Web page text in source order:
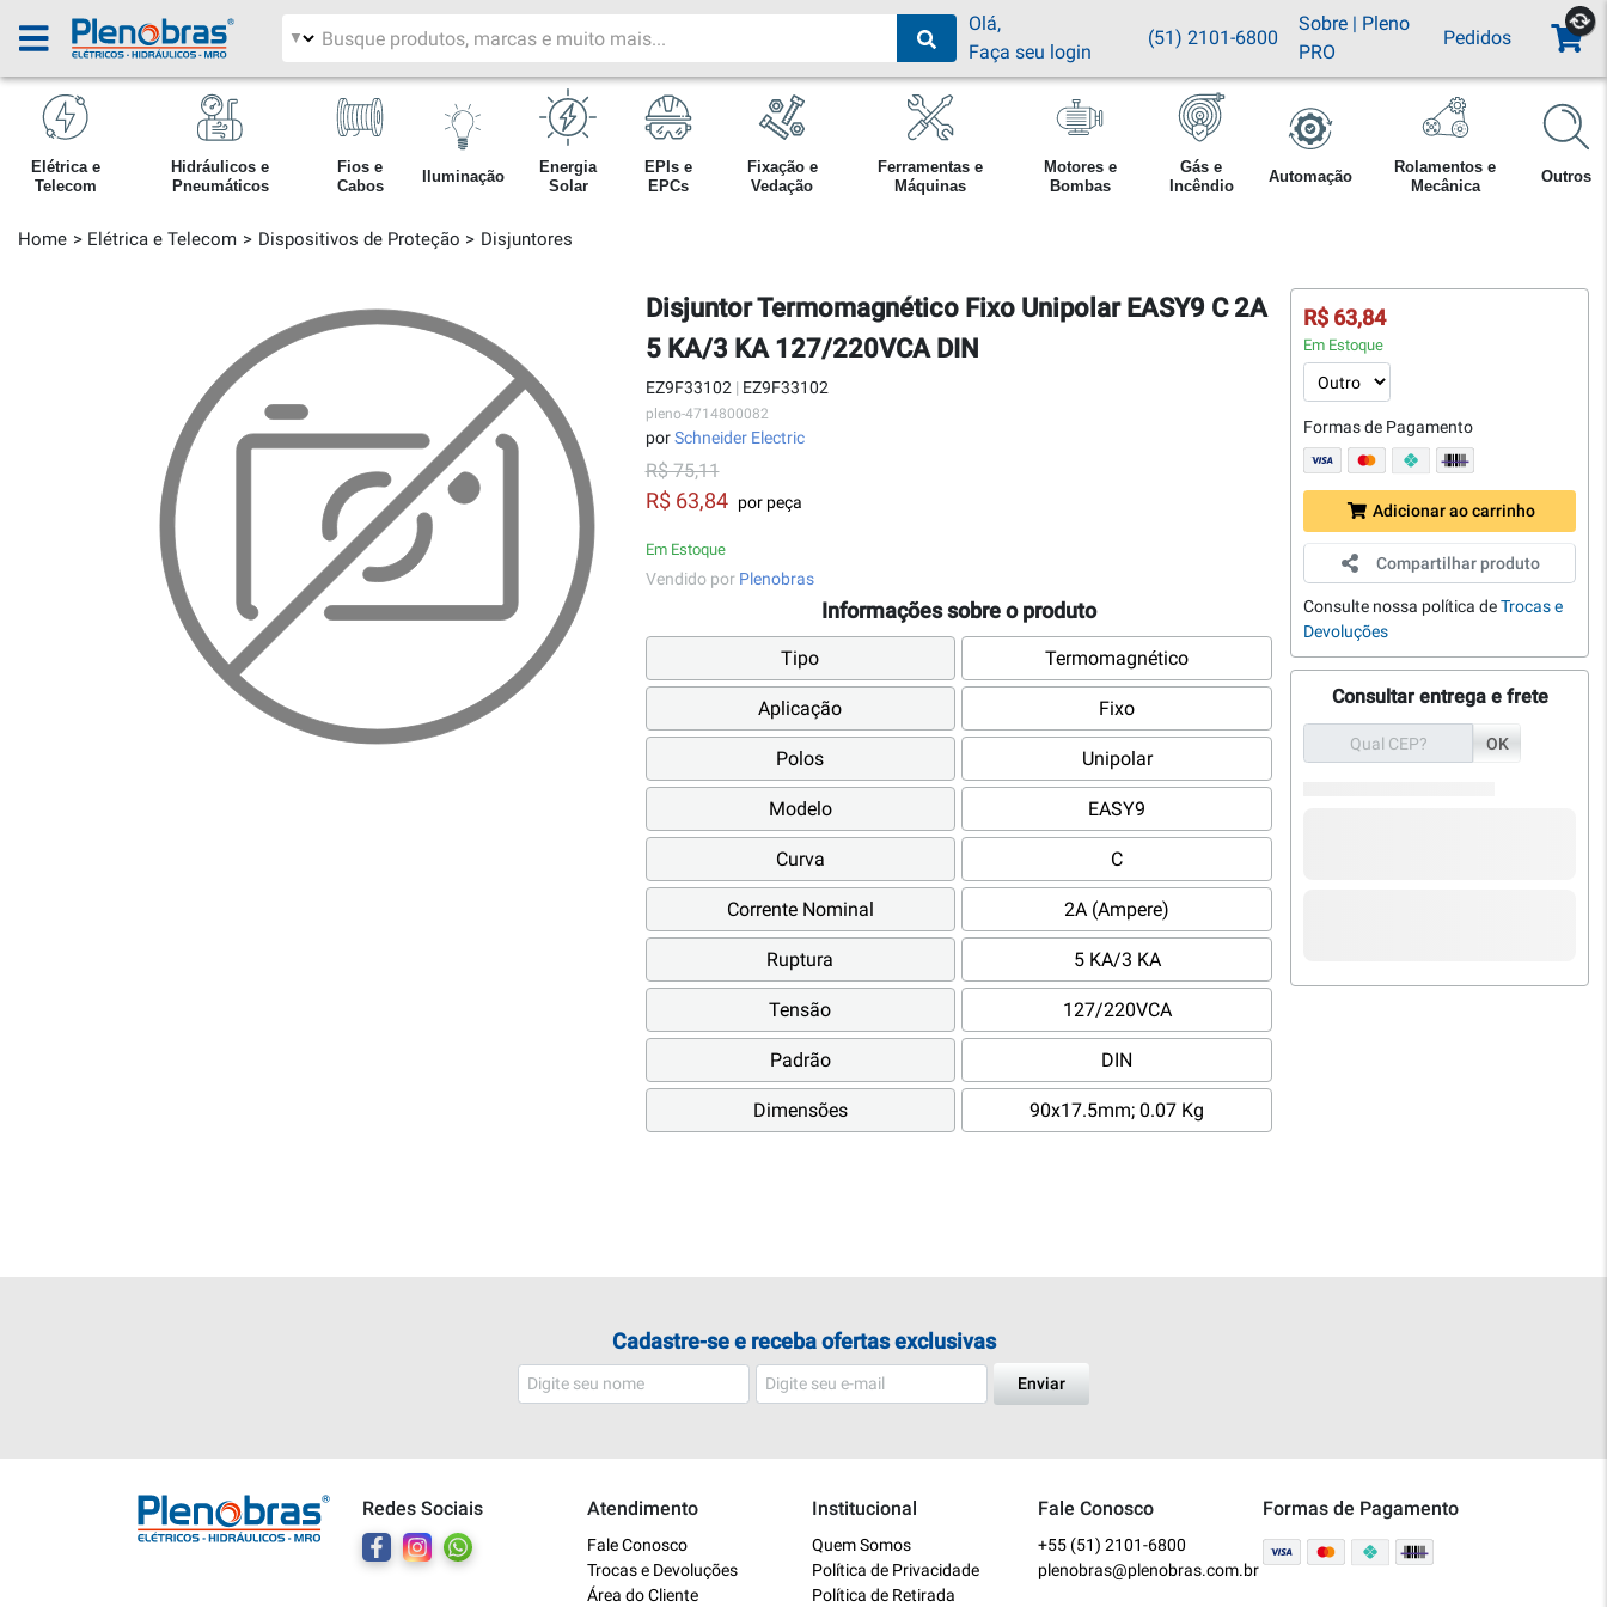
Filtrar por área
Pesquisar produtos
Olá,
Faça seu login
(51) 2101-6800
Sobre| Pleno
PRO
Pedidos
Elétrica e
Telecom
Hidráulicos e
Pneumáticos
Fios e
Cabos
Iluminação
Energia
Solar
EPIs e
EPCs
Fixação e
Vedação
Ferramentas e
Máquinas
Motores e
Bombas
Gás e
Incêndio
Automação
Rolamentos e
Mecânica
Outros
Home Elétrica e Telecom Dispositivos de Proteção Disjuntores
Disjuntor Termomagnético Fixo Unipolar EASY9 C 2A
5 KA/3 KA 127/220VCA DIN
EZ9F33102 | EZ9F33102
pleno-4714800082
porSchneider Electric
R$ 75,11
R$ 63,84 por peça
Em Estoque
Vendido por Plenobras
Informações sobre o produto
Tipo Termomagnético
Aplicação Fixo
Polos Unipolar
Modelo EASY9
Curva C
Corrente Nominal 2A (Ampere)
Ruptura 5 KA/3 KA
Tensão 127/220VCA
Padrão DIN
Dimensões 90x17.5mm; 0.07 Kg
R$ 63,84
Em Estoque
Formas de Pagamento
Adicionar ao carrinho
Compartilhar produto
Consulte nossa política deTrocas e
Devoluções
Consultar entrega e frete
OK
Cadastre-se e receba ofertas exclusivas
Enviar
Redes Sociais Atendimento
Fale Conosco
Trocas e Devoluções
Área do Cliente
Institucional
Quem Somos
Política de Privacidade
Política de Retirada
Fale Conosco
+55 (51) 2101-6800
plenobras@plenobras.com.br
Formas de Pagamento
Bem vindo a Plenobras! Aqui você
encontra toda a linha de materiais